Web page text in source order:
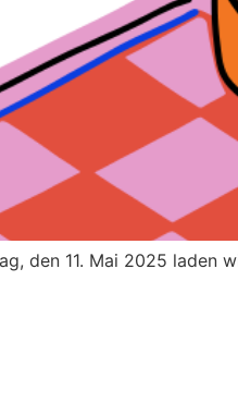
den 11. Mai 2025 laden